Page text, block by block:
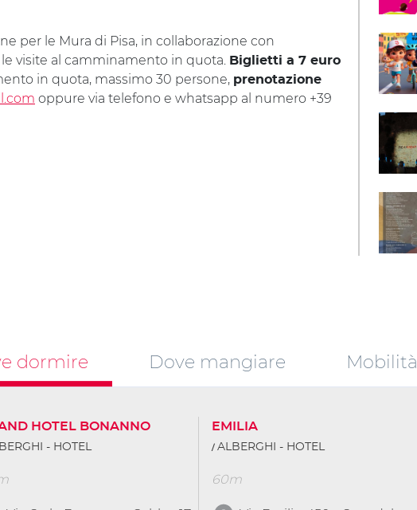
per le Mura di Pisa, in collaborazione con
le visite al camminamento in quota. Biglietti a 7 euro
in quota, massimo 30 persone, prenotazione
oppure via telefono e whatsapp al numero +39
dormire Dove mangiare Mobilità
HOTEL BONANNO
- HOTEL
EMILIA
ALBERGHI - HOTEL
60m